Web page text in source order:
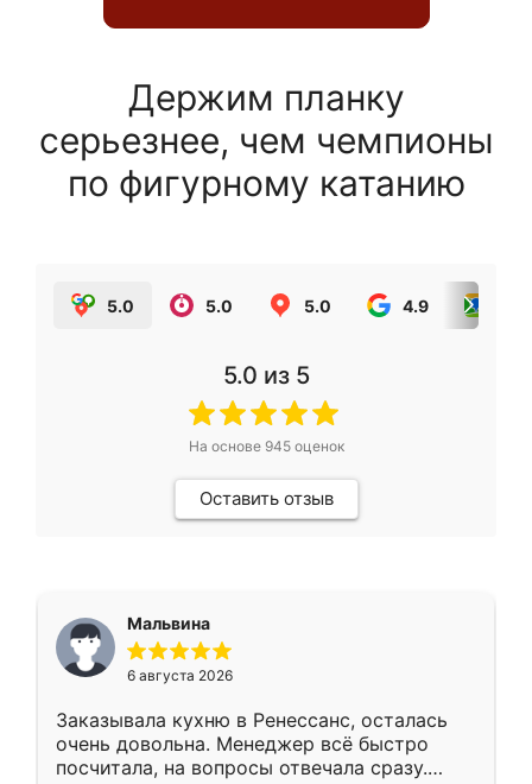
Держим планку
серьезнее, чем чемпионы
по фигурному катанию
5.0 5.0 5.0 4.9
5.0 из 5
На основе 945оценок
Оставить отзыв
Мальвина
6 августа 2026
Заказывала кухню в Ренессанс, осталась
очень довольна. Менеджер всё быстро
посчитала, на вопросы отвечала сразу.